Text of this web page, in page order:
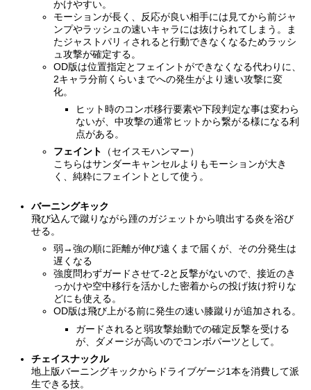
かけやすい。
モーションが長く、反応が良い相手には見てから前ジャ
ンプやラッシュの速いキャラには抜けられてしまう。ま
たジャストパリィされると行動できなくなるためラッシ
ュ攻撃が確定する。
OD版は位置指定とフェイントができなくなる代わりに、
2キャラ分前くらいまでへの発生がより速い攻撃に変
化。
ヒット時のコンボ移行要素や下段判定な事は変わら
ないが、中攻撃の通常ヒットから繋がる様になる利
点がある。
フェイント
（セイスモハンマー）
こちらはサンダーキャンセルよりもモーションが大き
く、純粋にフェイントとして使う。
バーニングキック
飛び込んで蹴りながら踵のガジェットから噴出する炎を浴び
せる。
弱→強の順に距離が伸び遠くまで届くが、その分発生は
遅くなる
強度問わずガードさせて-2と反撃がないので、接近のき
っかけや空中移行を活かした密着からの投げ抜け狩りな
どにも使える。
OD版は飛び上がる前に発生の速い膝蹴りが追加される。
ガードされると弱攻撃始動での確定反撃を受ける
が、ダメージが高いのでコンボパーツとして。
チェイスナックル
地上版バーニングキックからドライブゲージ1本を消費して派
生できる技。